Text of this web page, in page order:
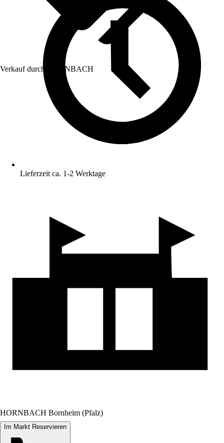
Verkauf durch: HORNBACH
Lieferzeit ca. 1-2 Werktage
HORNBACH Bornheim (Pfalz)
Im Markt Reservieren